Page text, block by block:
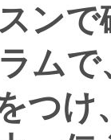
ン
ムで
つけ